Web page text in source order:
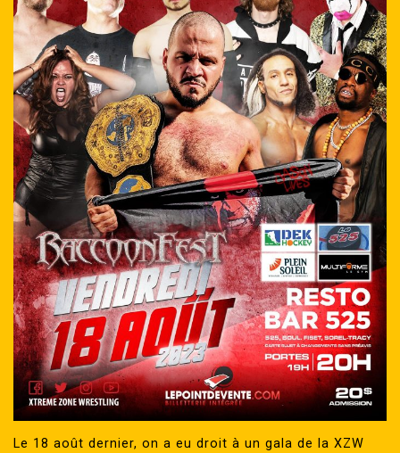
Le 18 août dernier, on a eu droit à un gala de la XZW